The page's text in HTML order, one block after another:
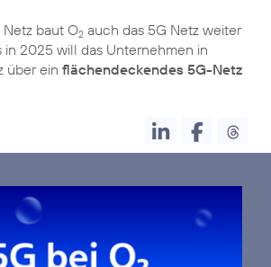
baut O2 auch das 5G Netz weiter
in 2025 will das Unternehmen in
über ein flächendeckendes 5G-Netz